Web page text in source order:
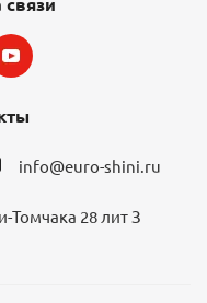
info@euro-shini.ru
Томчака 28 лит З